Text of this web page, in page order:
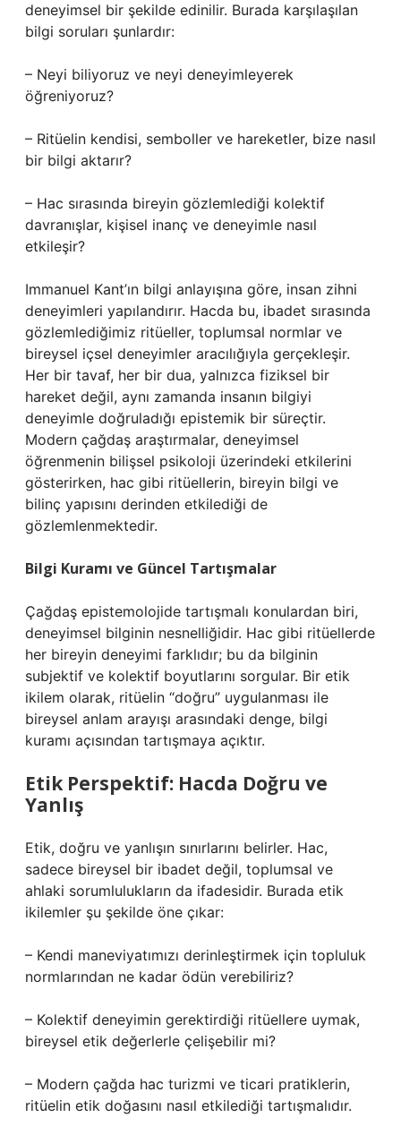
deneyimsel bir şekilde edinilir. Burada karşılaşılan
bilgi soruları şunlardır:
– Neyi biliyoruz ve neyi deneyimleyerek
öğreniyoruz?
– Ritüelin kendisi, semboller ve hareketler, bize nasıl
bir bilgi aktarır?
– Hac sırasında bireyin gözlemlediği kolektif
davranışlar, kişisel inanç ve deneyimle nasıl
etkileşir?
Immanuel Kant’ın bilgi anlayışına göre, insan zihni
deneyimleri yapılandırır. Hacda bu, ibadet sırasında
gözlemlediğimiz ritüeller, toplumsal normlar ve
bireysel içsel deneyimler aracılığıyla gerçekleşir.
Her bir tavaf, her bir dua, yalnızca fiziksel bir
hareket değil, aynı zamanda insanın bilgiyi
deneyimle doğruladığı epistemik bir süreçtir.
Modern çağdaş araştırmalar, deneyimsel
öğrenmenin bilişsel psikoloji üzerindeki etkilerini
gösterirken, hac gibi ritüellerin, bireyin bilgi ve
bilinç yapısını derinden etkilediği de
gözlemlenmektedir.
Bilgi Kuramı ve Güncel Tartışmalar
Çağdaş epistemolojide tartışmalı konulardan biri,
deneyimsel bilginin nesnelliğidir. Hac gibi ritüellerde
her bireyin deneyimi farklıdır; bu da bilginin
subjektif ve kolektif boyutlarını sorgular. Bir etik
ikilem olarak, ritüelin “doğru” uygulanması ile
bireysel anlam arayışı arasındaki denge, bilgi
kuramı açısından tartışmaya açıktır.
Etik Perspektif: Hacda Doğru ve
Yanlış
Etik, doğru ve yanlışın sınırlarını belirler. Hac,
sadece bireysel bir ibadet değil, toplumsal ve
ahlaki sorumlulukların da ifadesidir. Burada etik
ikilemler şu şekilde öne çıkar:
– Kendi maneviyatımızı derinleştirmek için topluluk
normlarından ne kadar ödün verebiliriz?
– Kolektif deneyimin gerektirdiği ritüellere uymak,
bireysel etik değerlerle çelişebilir mi?
– Modern çağda hac turizmi ve ticari pratiklerin,
ritüelin etik doğasını nasıl etkilediği tartışmalıdır.